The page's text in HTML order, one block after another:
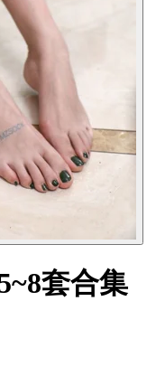
套合集